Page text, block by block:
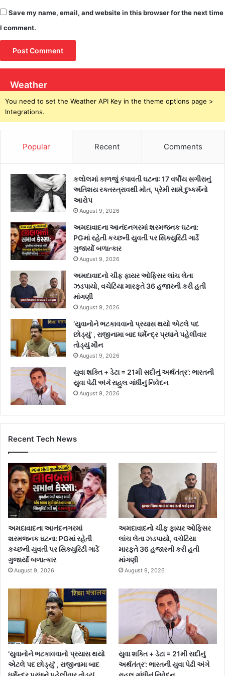
Save my name, email, and website in this browser for the next time
I comment.
Weather
You need to set the Weather API Key in the theme options page >
Integrations.
Popular Recent Comments
કલોલમાં કાળજું કંપાવતી ઘટના: 17 વર્ષીય સગીરાનું
અતિશય રક્તસ્ત્રાવથી મોત, પ્રેમી સામે દુષ્કર્મનો
આરોપ
August 9, 2026
અમદાવાદના આનંદનગરમાં શરમજનક ઘટના:
PGમાં રહેતી કચ્છની યુવતી પર સિક્યુરિટી ગાર્ડે
ગુજાર્યો બળાત્કાર
August 9, 2026
અમદાવાદનો ચીફ ફાયર ઓફિસર લાંચ લેતા
ઝડપાયો, વચેટિયા મારફતે 36 હજારની કરી હતી
માંગણી
August 9, 2026
‘યુવાનોને ભટકાવવાનો પ્રયાસ થયો એટલે પદ
છોડ્યું’ , રાજીનામા બાદ ધર્મેન્દ્ર પ્રધાને પહેલીવાર
તોડ્યું મૌન
August 9, 2026
યુવા શક્તિ + ડેટા = 21મી સદીનું અર્થતંત્ર’: ભારતની
યુવા પેઢી અંગે રાહુલ ગાંધીનું નિવેદન
August 9, 2026
Recent Tech News
અમદાવાદના આનંદનગરમાં
શરમજનક ઘટના: PGમાં રહેતી
કચ્છની યુવતી પર સિક્યુરિટી ગાર્ડે
ગુજાર્યો બળાત્કાર
August 9, 2026
અમદાવાદનો ચીફ ફાયર ઓફિસર
લાંચ લેતા ઝડપાયો, વચેટિયા
મારફતે 36 હજારની કરી હતી
માંગણી
August 9, 2026
‘યુવાનોને ભટકાવવાનો પ્રયાસ થયો
એટલે પદ છોડ્યું’ , રાજીનામા બાદ
યુવા શક્તિ + ડેટા = 21મી સદીનું
અર્થતંત્ર’: ભારતની યુવા પેઢી અંગે